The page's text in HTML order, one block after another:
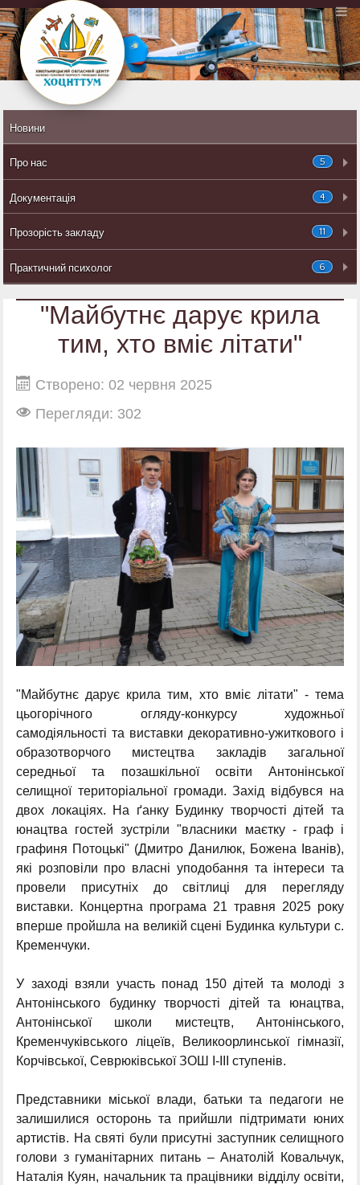
Новини
5
Про нас
4
Документація
11
Прозорість закладу
6
Практичний психолог
"Майбутнє дарує крила
тим, хто вміє літати"
Створено: 02 червня 2025
Перегляди: 302
"Майбутнє дарує крила тим, хто вміє літати" - тема
цьогорічного огляду-конкурсу художньої
самодіяльності та виставки декоративно-ужиткового і
образотворчого мистецтва закладів загальної
середньої та позашкільної освіти Антонінської
селищної територіальної громади. Захід відбувся на
двох локаціях. На ґанку Будинку творчості дітей та
юнацтва гостей зустріли "власники маєтку - граф і
графиня Потоцькі" (Дмитро Данилюк, Божена Іванів),
які розповіли про власні уподобання та інтереси та
провели присутніх до світлиці для перегляду
виставки. Концертна програма 21 травня 2025 року
вперше пройшла на великій сцені Будинка культури с.
Кременчуки.
У заході взяли участь понад 150 дітей та молоді з
Антонінського будинку творчості дітей та юнацтва,
Антонінської школи мистецтв, Антонінського,
Кременчуківського ліцеїв, Великоорлинської гімназії,
Корчівської, Севрюківської ЗОШ І-ІІІ ступенів.
Представники міської влади, батьки та педагоги не
залишилися осторонь та прийшли підтримати юних
артистів. На святі були присутні заступник селищного
голови з гуманітарних питань – Анатолій Ковальчук,
Наталія Куян, начальник та працівники відділу освіти,